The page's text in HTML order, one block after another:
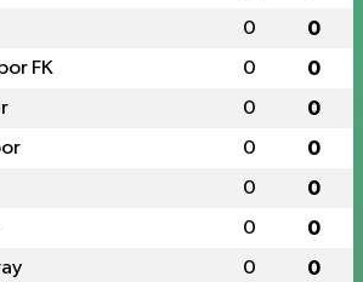
0 0
FK 0 0
0 0
0 0
0 0
0 0
0 0